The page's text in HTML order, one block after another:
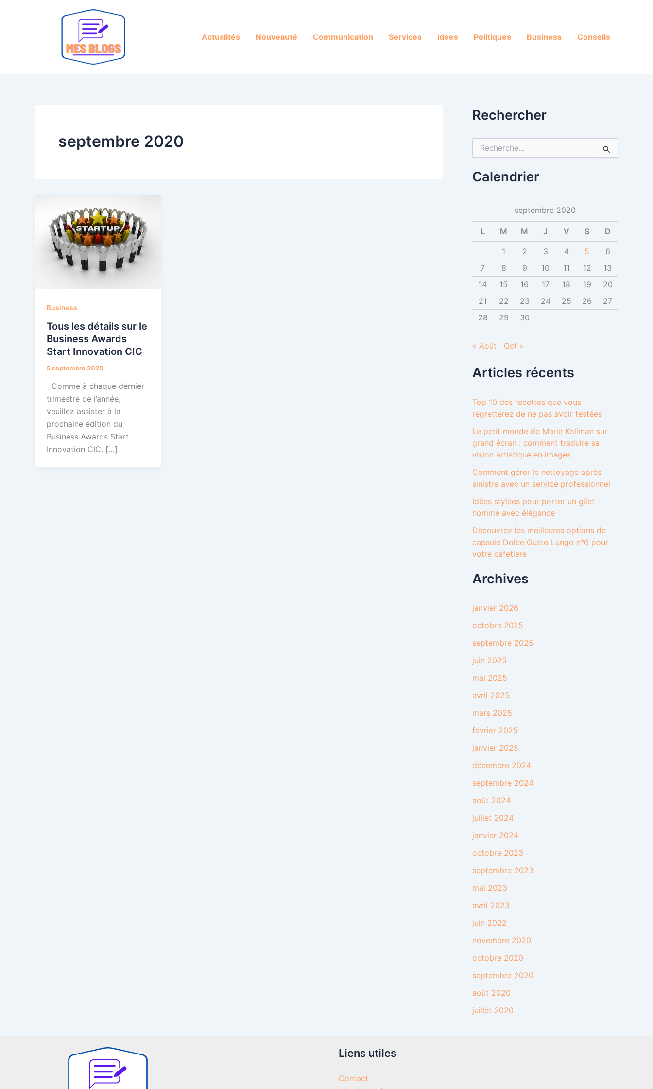
Actualités Nouveauté Communication Services Idées Politiques Business Conseils
septembre 2020
Business
Tous les détails sur le
Business Awards
Start Innovation CIC
5 septembre 2020
Comme à chaque dernier
trimestre de l’année,
veuillez assister à la
prochaine édition du
Business Awards Start
Innovation CIC. […]
Rechercher
h
e
e
Calendrier
septembre 2020
L M M J V S D
1 2 3 4 5
6
7
8 9 10 11 12
13
14
15 16 17 18 19
20
21
22 23 24 25 26
27
28
29 30
« Août Oct »
Articles récents
Top 10 des recettes que vous
regretterez de ne pas avoir testées
Le petit monde de Marie Kollman sur
grand écran : comment traduire sa
vision artistique en images
Comment gérer le nettoyage après
sinistre avec un service professionnel
Idées stylées pour porter un gilet
homme avec élégance
Decouvrez les meilleures options de
capsule Dolce Gusto Lungo n°6 pour
votre cafetiere
Archives
janvier 2026
octobre 2025
septembre 2025
juin 2025
mai 2025
avril 2025
mars 2025
février 2025
janvier 2025
décembre 2024
septembre 2024
août 2024
juillet 2024
janvier 2024
octobre 2023
septembre 2023
mai 2023
avril 2023
juin 2022
novembre 2020
octobre 2020
septembre 2020
août 2020
juillet 2020
Liens utiles
Contact